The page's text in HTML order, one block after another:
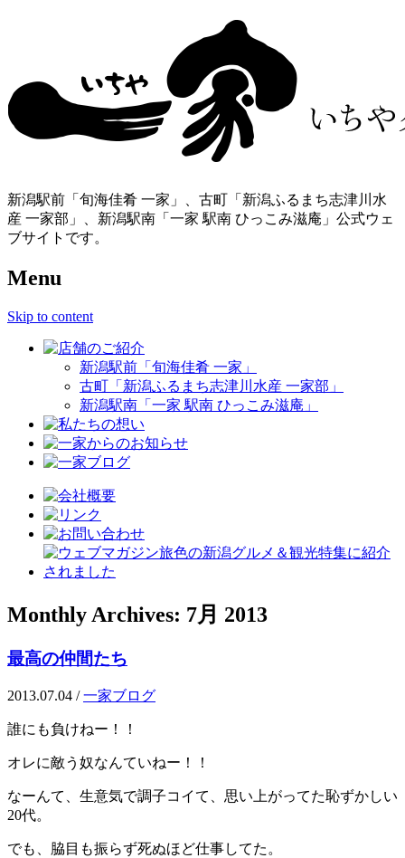
新潟駅前「旬海佳肴 一家」、古町「新潟ふるまち志津川水
産 一家部」、新潟駅南「一家 駅南 ひっこみ滋庵」公式ウェ
ブサイトです。
Menu
Skip to content
新潟駅前「旬海佳肴 一家」
古町「新潟ふるまち志津川水産 一家部」
新潟駅南「一家 駅南 ひっこみ滋庵」
Monthly Archives: 7月 2013
最高の仲間たち
2013.07.04 /一家ブログ
誰にも負けねー！！
オレに敵う奴なんていねー！！
なーんて、生意気で調子コイて、思い上がってた恥ずかしい
20代。
でも、脇目も振らず死ぬほど仕事してた。